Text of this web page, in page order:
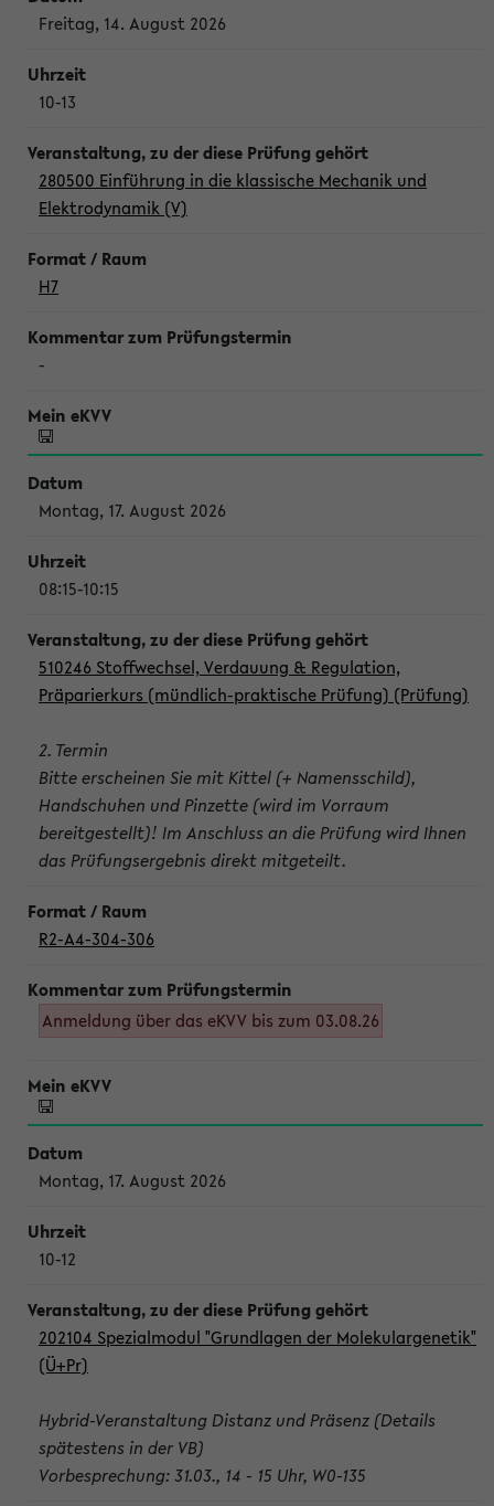
Freitag, 14. August 2026
10-13
280500 Einführung in die klassische Mechanik und
Elektrodynamik (V)
H7
-
Montag, 17. August 2026
08:15-10:15
510246 Stoffwechsel, Verdauung & Regulation,
Präparierkurs (mündlich-praktische Prüfung) (Prüfung)
2. Termin
Bitte erscheinen Sie mit Kittel (+ Namensschild),
Handschuhen und Pinzette (wird im Vorraum
bereitgestellt)! Im Anschluss an die Prüfung wird Ihnen
das Prüfungsergebnis direkt mitgeteilt.
R2-A4-304-306
Anmeldung über das eKVV bis zum 03.08.26
Montag, 17. August 2026
10-12
202104 Spezialmodul "Grundlagen der Molekulargenetik"
(Ü+Pr)
Hybrid-Veranstaltung Distanz und Präsenz (Details
spätestens in der VB)
Vorbesprechung: 31.03., 14 - 15 Uhr, W0-135